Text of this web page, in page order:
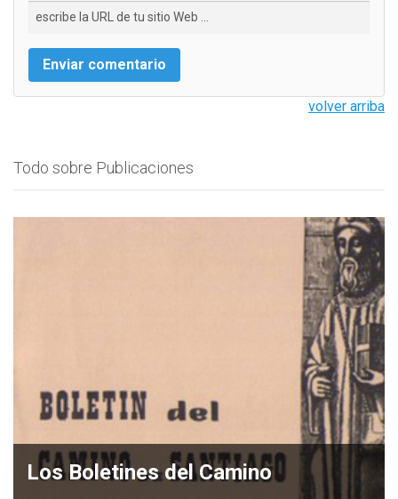
volver arriba
Todo sobre Publicaciones
Los Boletines del Camino